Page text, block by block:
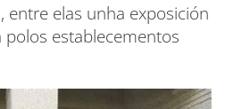
entre elas unha exposición
establecementos